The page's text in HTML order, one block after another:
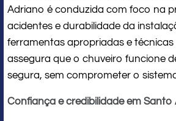
Adriano é conduzida com foco na
acidentes e durabilidade da
ferramentas apropriadas e técnicas
assegura que o chuveiro funcione
segura, sem comprometer o
Confiança e credibilidade em Santo